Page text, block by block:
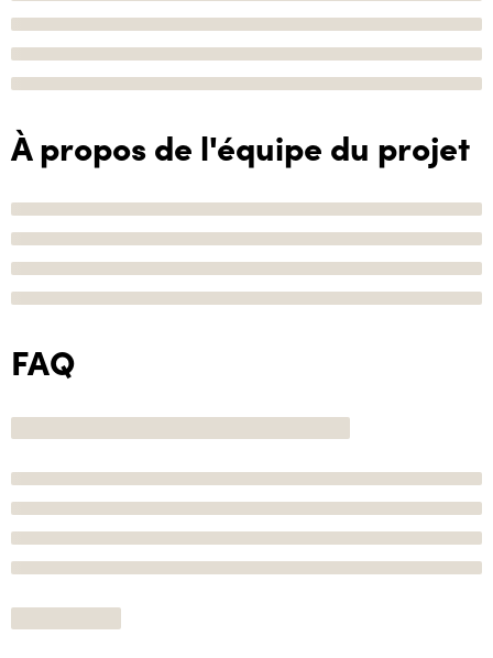
À propos de l'équipe du projet
FAQ